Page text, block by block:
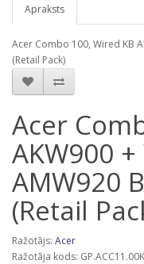
Apraksts
Acer Combo 100, Wired KB
(Retail Pack)
Acer
AKW900
AMW920
(Retail
Ražotājs: Acer
Ražotāja kods: GP.ACC11.00K